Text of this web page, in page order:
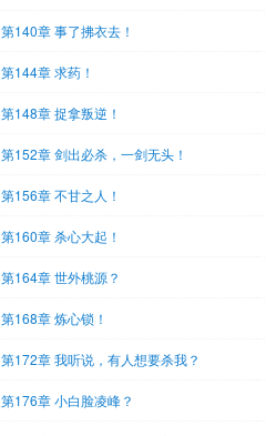
第140章 事了拂衣去！
第144章 求药！
第148章 捉拿叛逆！
第152章 剑出必杀，一剑无头！
第156章 不甘之人！
第160章 杀心大起！
第164章 世外桃源？
第168章 炼心锁！
第172章 我听说，有人想要杀我？
第176章 小白脸凌峰？